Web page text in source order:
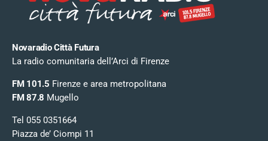
Novaradio Città Futura
La radio comunitaria dell’Arci di Firenze
FM 101.5 Firenze e area metropolitana
FM 87.8 Mugello
Tel 055 0351664
Piazza de’ Ciompi 11